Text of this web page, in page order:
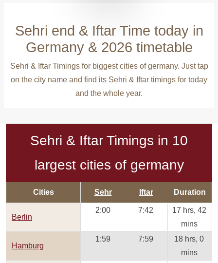
Sehri end & Iftar Time today in
Germany & 2026 timetable
Sehri & Iftar Timings for biggest cities of germany. Just tap
on the city name and find its Sehri & Iftar timings for today
and the whole year.
Sehri & Iftar Timings in 10
largest cities of germany
Cities Sehr Iftar Duration
Berlin
2:00 7:42
17 hrs, 42
mins
Hamburg
1:59 7:59
18 hrs, 0
mins